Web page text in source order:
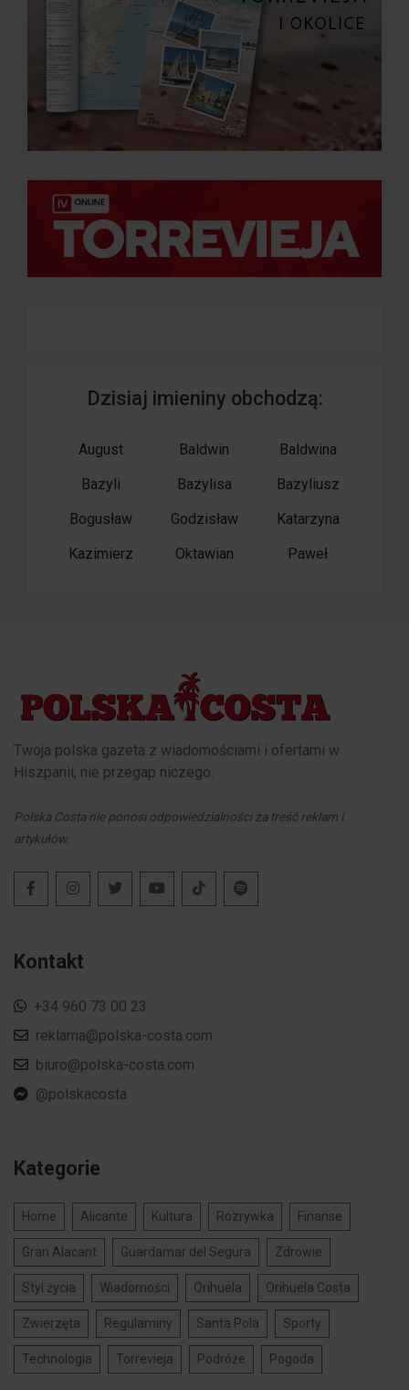
Dzisiaj imieniny obchodzą:
August Baldwin
Baldwina
Bazyli
Bazylisa
Bazyliusz
Bogusław
Godzisław
Katarzyna
Kazimierz
Oktawian Paweł
Twoja polska gazeta z wiadomościami i ofertami w
Hiszpanii, nie przegap niczego.
Polska Costa nie ponosi odpowiedzialności za treść reklam i
artykułów.
Kontakt
+34 960 73 00 23
reklama@polska-costa.com
biuro@polska-costa.com
@polskacosta
Kategorie
Home Alicante Kultura Rozrywka Finanse
Gran Alacant Guardamar del Segura Zdrowie
Styl życia Wiadomości Orihuela Orihuela Costa
Zwierzęta Regulaminy Santa Pola Sporty
Technologia Torrevieja Podróże Pogoda